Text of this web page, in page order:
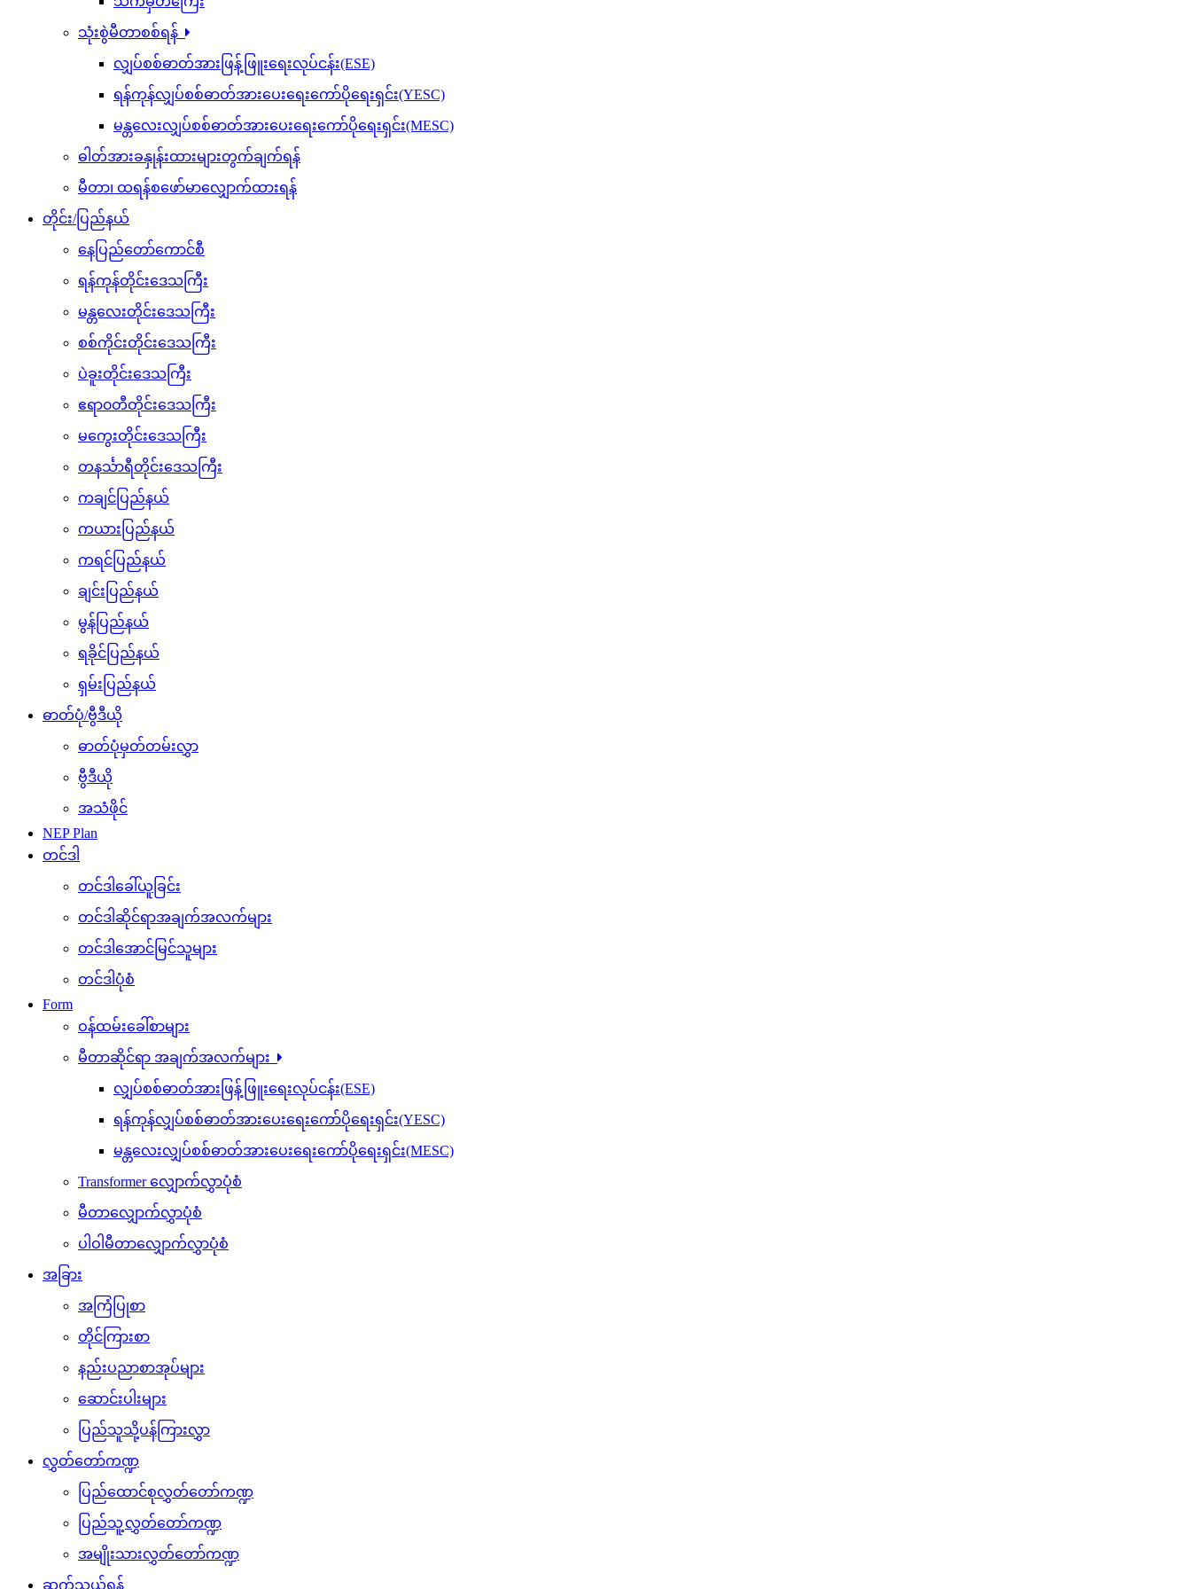
သုံးစွဲမီတာစစ်ရန်
လျှပ်စစ်ဓာတ်အားဖြန့်ဖြူးရေးလုပ်ငန်း(ESE)
ရန်ကုန်လျှပ်စစ်ဓာတ်အားပေးရေးကော်ပိုရေးရှင်း(YESC)
မန္တလေးလျှပ်စစ်ဓာတ်အားပေးရေးကော်ပိုရေးရှင်း(MESC)
ဓါတ်အားခနှုန်းထားများတွက်ချက်ရန်
မီတာ၊ ထရန်စဖော်မာလျှောက်ထားရန်
တိုင်း/ပြည်နယ်
နေပြည်တော်ကောင်စီ
ရန်ကုန်တိုင်းဒေသကြီး
မန္တလေးတိုင်းဒေသကြီး
စစ်ကိုင်းတိုင်းဒေသကြီး
ပဲခူးတိုင်းဒေသကြီး
ဧရာ၀တီတိုင်းဒေသကြီး
မကွေးတိုင်းဒေသကြီး
တနင်္သာရီတိုင်းဒေသကြီး
ကချင်ပြည်နယ်
ကယားပြည်နယ်
ကရင်ပြည်နယ်
ချင်းပြည်နယ်
မွန်ပြည်နယ်
ရခိုင်ပြည်နယ်
ရှမ်းပြည်နယ်
ဓာတ်ပုံ/ဗွီဒီယို
ဓာတ်ပုံမှတ်တမ်းလွှာ
ဗွီဒီယို
အသံဖိုင်
NEP Plan
တင်ဒါ
တင်ဒါခေါ်ယူခြင်း
တင်ဒါဆိုင်ရာအချက်အလက်များ
တင်ဒါအောင်မြင်သူများ
တင်ဒါပုံစံ
Form
ဝန်ထမ်းခေါ်စာများ
မီတာဆိုင်ရာ အချက်အလက်များ
လျှပ်စစ်ဓာတ်အားဖြန့်ဖြူးရေးလုပ်ငန်း(ESE)
ရန်ကုန်လျှပ်စစ်ဓာတ်အားပေးရေးကော်ပိုရေးရှင်း(YESC)
မန္တလေးလျှပ်စစ်ဓာတ်အားပေးရေးကော်ပိုရေးရှင်း(MESC)
Transformer လျှောက်လွှာပုံစံ
မီတာလျှောက်လွှာပုံစံ
ပါဝါမီတာလျှောက်လွှာပုံစံ
အခြား
အကြံပြုစာ
တိုင်ကြားစာ
နည်းပညာစာအုပ်များ
ဆောင်းပါးများ
ပြည်သူသို့ပန်ကြားလွှာ
လွှတ်တော်ကဏ္ဍ
ပြည်ထောင်စုလွှတ်တော်ကဏ္ဍ
ပြည်သူ့လွှတ်တော်ကဏ္ဍ
အမျိုးသားလွှတ်တော်ကဏ္ဍ
ဆက်သွယ်ရန်